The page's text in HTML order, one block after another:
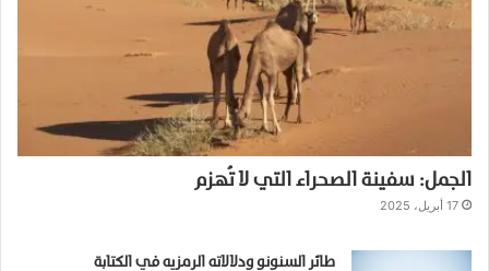
الجمل: سفينة الصحراء التي لا تُهزم
17 أبريل، 2025
طائر السنونو ودلالاته الرمزيه في الكتابة